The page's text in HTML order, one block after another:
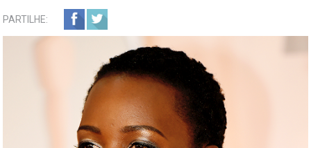
PARTILHE: